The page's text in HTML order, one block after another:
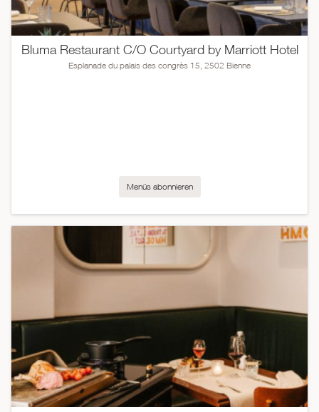
Bluma Restaurant C/O Courtyard by Marriott Hotel
Esplanade du palais des congrès 15, 2502 Bienne
Menüs abonnieren